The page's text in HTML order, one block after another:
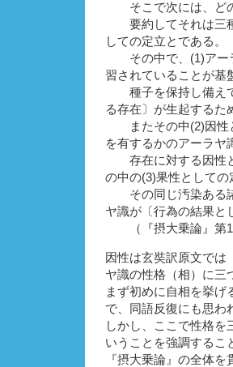
そこで次には、どの
要約してそれは三種
しての定立とである。
その中で、(1)アー
習されていることが基
種子を保持し備えて
る存在〕が生起するた
またその中(2)因性
を有するかのアーラヤ
存在に対する因性と
の中の(3)果性として
その同じ汚染ある諸
ヤ識が〔行為の結果と
（『摂大乗論』第1
因性は玄奘訳原文では
ヤ識の性格（相）に三
まず初めに自相を挙
で、同語反復にも思わ
しかし、ここで性格
いうことを強調するこ
『摂大乗論』の全体